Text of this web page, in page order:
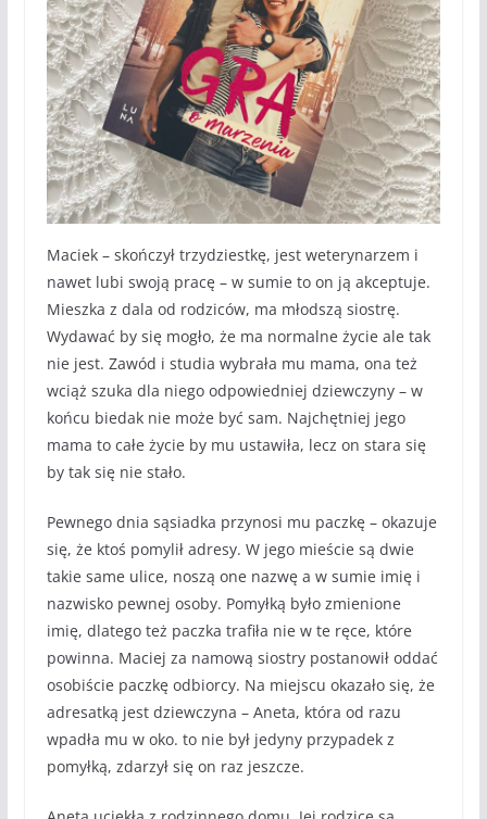
Maciek – skończył trzydziestkę, jest weterynarzem i
nawet lubi swoją pracę – w sumie to on ją akceptuje.
Mieszka z dala od rodziców, ma młodszą siostrę.
Wydawać by się mogło, że ma normalne życie ale tak
nie jest. Zawód i studia wybrała mu mama, ona też
wciąż szuka dla niego odpowiedniej dziewczyny – w
końcu biedak nie może być sam. Najchętniej jego
mama to całe życie by mu ustawiła, lecz on stara się
by tak się nie stało.
Pewnego dnia sąsiadka przynosi mu paczkę – okazuje
się, że ktoś pomylił adresy. W jego mieście są dwie
takie same ulice, noszą one nazwę a w sumie imię i
nazwisko pewnej osoby. Pomyłką było zmienione
imię, dlatego też paczka trafiła nie w te ręce, które
powinna. Maciej za namową siostry postanowił oddać
osobiście paczkę odbiorcy. Na miejscu okazało się, że
adresatką jest dziewczyna – Aneta, która od razu
wpadła mu w oko. to nie był jedyny przypadek z
pomyłką, zdarzył się on raz jeszcze.